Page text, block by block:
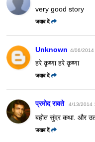
very good story
जवाब दें
Unknown 4/06/2014
हरे कृष्णा हरे कृष्णा
जवाब दें
प्रमोद रावते 4/13/2014
बहोत सुंदर कथा. और
जवाब दें